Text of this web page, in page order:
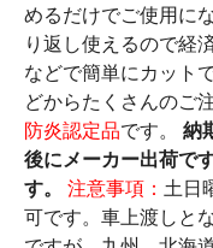
めるだけでご使用に
り返し使えるので経
などで簡単にカット
どからたくさんのご
防炎認定品です。 納
後にメーカー出荷で
す。
注意事項： 土日
可です。車上渡しと